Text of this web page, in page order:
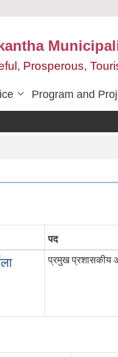
Prosperous,
Program and
पद
प्रमुख प्रशासकीय